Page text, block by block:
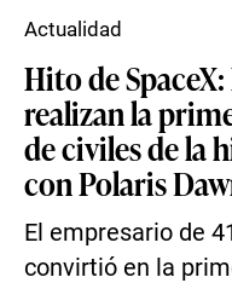
Hito de
realizan la
de civiles de la
con Polaris
El empresario de
convirtió en la
Actualidad